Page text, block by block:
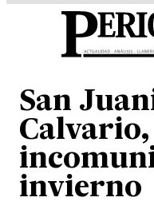
San
Calvario,
invierno